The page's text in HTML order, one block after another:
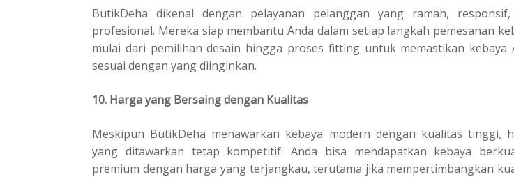
ButikDeha dikenal dengan pelayanan pelanggan yang ramah,
profesional. Mereka siap membantu Anda dalam setiap langkah pemesanan
mulai dari pemilihan desain hingga proses fitting untuk memastikan kebaya
sesuai dengan yang diinginkan.
10. Harga yang Bersaing dengan Kualitas
Meskipun ButikDeha menawarkan kebaya modern dengan kualitas tinggi,
yang ditawarkan tetap kompetitif. Anda bisa mendapatkan kebaya
premium dengan harga yang terjangkau, terutama jika mempertimbangkan